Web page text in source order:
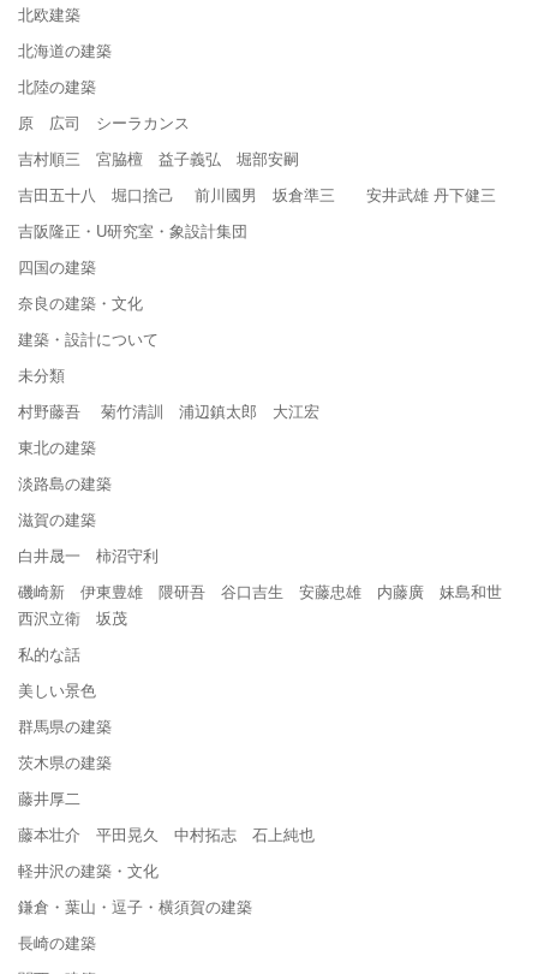
北欧建築
北海道の建築
北陸の建築
原 広司 シーラカンス
吉村順三 宮脇檀 益子義弘 堀部安嗣
吉田五十八 堀口捨己 前川國男 坂倉準三 安井武雄 丹下健三
吉阪隆正・U研究室・象設計集団
四国の建築
奈良の建築・文化
建築・設計について
未分類
村野藤吾 菊竹清訓 浦辺鎮太郎 大江宏
東北の建築
淡路島の建築
滋賀の建築
白井晟一 柿沼守利
磯崎新 伊東豊雄 隈研吾 谷口吉生 安藤忠雄 内藤廣 妹島和世
西沢立衛 坂茂
私的な話
美しい景色
群馬県の建築
茨木県の建築
藤井厚二
藤本壮介 平田晃久 中村拓志 石上純也
軽井沢の建築・文化
鎌倉・葉山・逗子・横須賀の建築
長崎の建築